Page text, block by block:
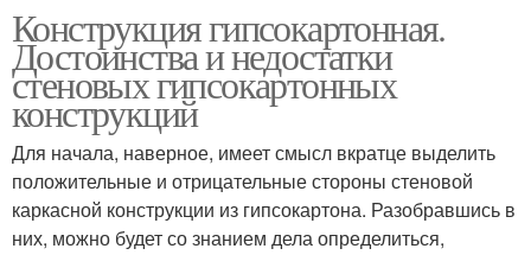
Конструкция гипсокартонная.
Достоинства и недостатки
стеновых гипсокартонных
конструкций
Для начала, наверное, имеет смысл вкратце выделить
положительные и отрицательные стороны стеновой
каркасной конструкции из гипсокартона. Разобравшись в
них, можно будет со знанием дела определиться,